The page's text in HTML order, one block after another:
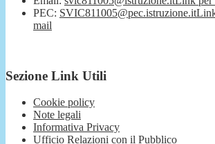
PEC: SVIC811005@pec.istruzione.it
mail
Sezione Link Utili
Cookie policy
Note legali
Informativa Privacy
Ufficio Relazioni con il Pubblico